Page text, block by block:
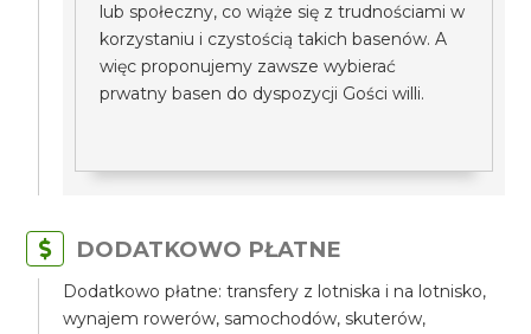
lub społeczny, co wiąże się z trudnościami w
korzystaniu i czystością takich basenów. A
więc proponujemy zawsze wybierać
prwatny basen do dyspozycji Gości willi.
DODATKOWO PŁATNE
Dodatkowo płatne: transfery z lotniska i na lotnisko,
wynajem rowerów, samochodów, skuterów,